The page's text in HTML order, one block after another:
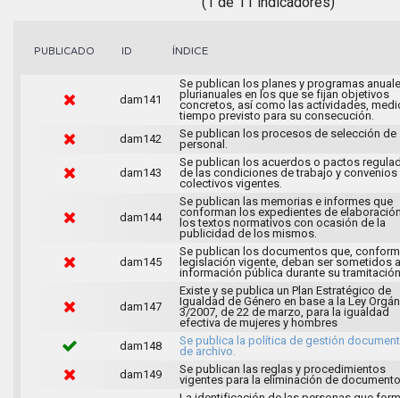
PUBLICADO ID ÍNDICE
dam141
Se publican los planes y programas
plurianuales en los que se fijan objetivos
concretos, así como las actividades,
tiempo previsto para su consecución.
dam142
Se publican los procesos de selección de
personal.
dam143
Se publican los acuerdos o pactos
de las condiciones de trabajo y convenios
colectivos vigentes.
dam144
Se publican las memorias e informes que
conforman los expedientes de
los textos normativos con ocasión de la
publicidad de los mismos.
dam145
Se publican los documentos que,
legislación vigente, deban ser sometidos a
información pública durante su
dam147
Existe y se publica un Plan Estratégico de
Igualdad de Género en base a la Ley
3/2007, de 22 de marzo, para la igualdad
efectiva de mujeres y hombres
dam148
Se publica la política de gestión
de archivo.
dam149
Se publican las reglas y procedimientos
vigentes para la eliminación de